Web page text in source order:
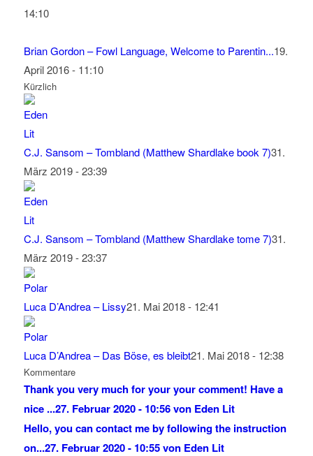
14:10
Brian Gordon – Fowl Language, Welcome to Parentin...19.
April 2016 - 11:10
Kürzlich
C.J. Sansom – Tombland (Matthew Shardlake book 7)31.
März 2019 - 23:39
C.J. Sansom – Tombland (Matthew Shardlake tome 7)31.
März 2019 - 23:37
Luca D’Andrea – Lissy21. Mai 2018 - 12:41
Luca D’Andrea – Das Böse, es bleibt21. Mai 2018 - 12:38
Kommentare
Thank you very much for your your comment! Have a
nice ...27. Februar 2020 - 10:56 von Eden Lit
Hello, you can contact me by following the instruction
on...27. Februar 2020 - 10:55 von Eden Lit